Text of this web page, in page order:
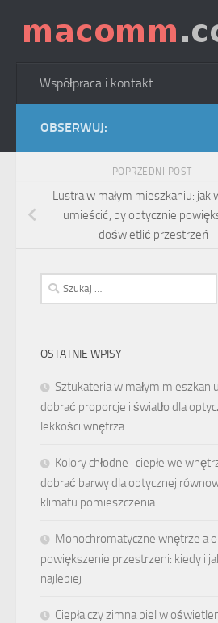
Skip to content
Współpraca i kontakt
OBSERWUJ:
POPRZEDNI POST
Lustra w małym mieszkaniu: jak
umieścić, by optycznie
doświetlić przestrzeń
Szukaj:
OSTATNIE WPISY
Sztukateria w małym
dobrać proporcje i światło dla
lekkości wnętrza
Kolory chłodne i ciepłe we
dobrać barwy dla optycznej
klimatu pomieszczenia
Monochromatyczne wnętrze a
powiększenie przestrzeni: kiedy i
najlepiej
Ciepła czy zimna biel w